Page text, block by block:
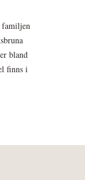
bland
finns i